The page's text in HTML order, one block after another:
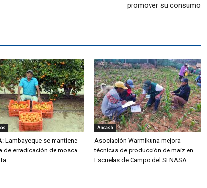
promover su consumo
Lambayeque se mantiene
de erradicación de mosca
Áncash
Asociación Warmikuna mejora
técnicas de producción de maíz en
Escuelas de Campo del SENASA